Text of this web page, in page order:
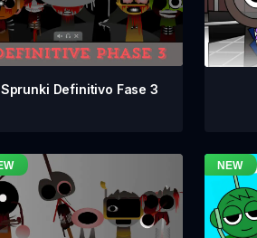
Sprunki Definitivo Fase 3